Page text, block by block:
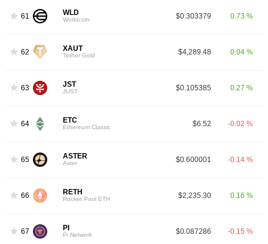
61 WLD
Worldcoin $0.303379 0.73 %
62 XAUT
Tether Gold $4,289.48 0.04 %
63 JST
JUST $0.105385 0.27 %
64 ETC
Ethereum Classic $6.52 -0.02 %
65 ASTER
Aster $0.600001 -0.14 %
66 RETH
Rocket Pool ETH $2,235.30 0.16 %
67 PI
Pi Network $0.087286 -0.15 %